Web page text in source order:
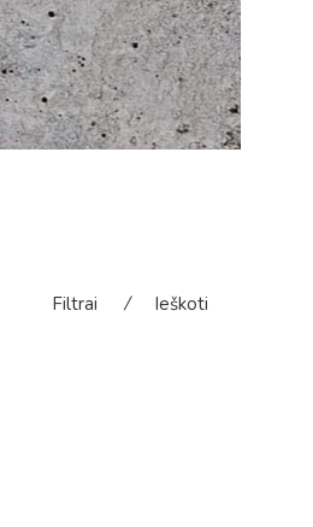
Filtrai ⁄ Ieškoti